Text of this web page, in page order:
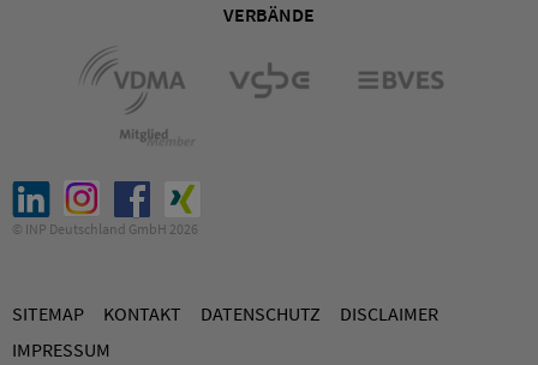
VERBÄNDE
© INP Deutschland GmbH 2026
SITEMAP KONTAKT DATENSCHUTZ
DISCLAIMER
IMPRESSUM